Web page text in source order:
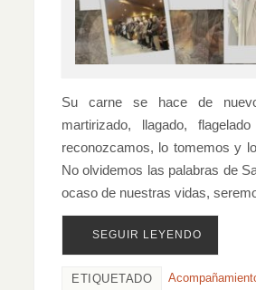
Su carne se hace de
martirizado, llagado,
reconozcamos, lo tomemos y
No olvidemos las palabras de
ocaso de nuestras vidas,
SEGUIR LEYENDO
ETIQUETADO